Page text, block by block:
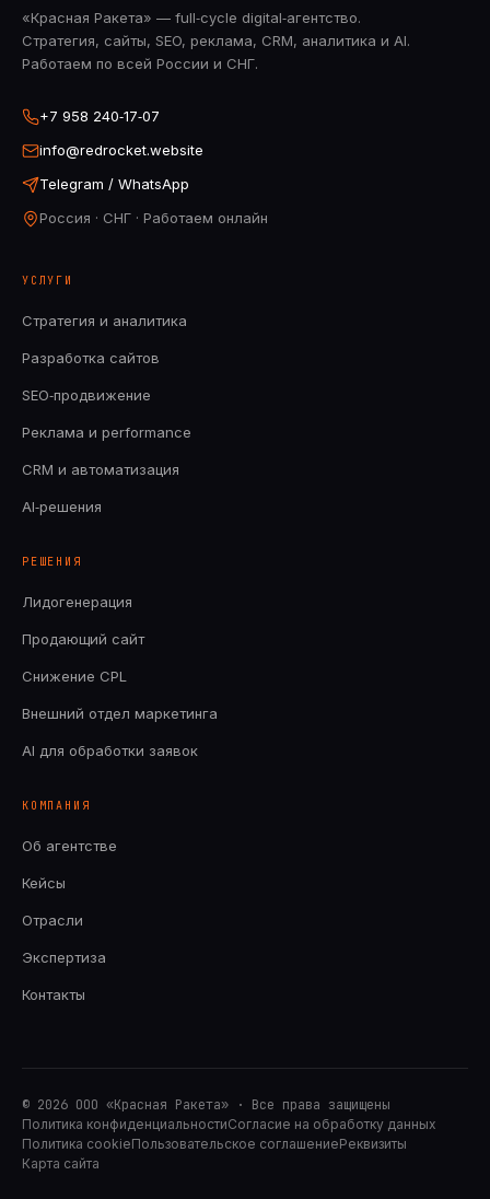
«Красная Ракета» — full‑cycle digital‑агентство.
Стратегия, сайты, SEO, реклама, CRM, аналитика и AI.
Работаем по всей России и СНГ.
+7 958 240‑17‑07
info@redrocket.website
Telegram / WhatsApp
Россия · СНГ · Работаем онлайн
УСЛУГИ
Стратегия и аналитика
Разработка сайтов
SEO‑продвижение
Реклама и performance
CRM и автоматизация
AI‑решения
РЕШЕНИЯ
Лидогенерация
Продающий сайт
Снижение CPL
Внешний отдел маркетинга
AI для обработки заявок
КОМПАНИЯ
Об агентстве
Кейсы
Отрасли
Экспертиза
Контакты
© 2026 ООО «Красная Ракета» · Все права защищены
Политика конфиденциальностиСогласие на обработку данных
Политика cookieПользовательское соглашениеРеквизиты
Карта сайта